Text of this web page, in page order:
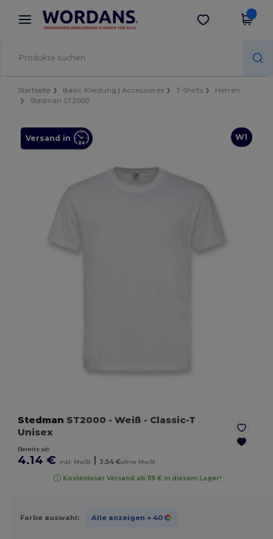
× Wordans App
Bessere Preise in der App!
App holen
Startseite Basic Kleidung | Accessoires T-Shirts
Herren
Stedman ST2000
W1
Versand in
Stedman ST2000 - Weiß - Classic-T
Unisex
Bereits ab
4.14 € inkl. MwSt | 3.54 €ohne MwSt
Kostenloser Versand ab 119 € in diesem Lager!
Farbe auswahl: Alle anzeigen + 40